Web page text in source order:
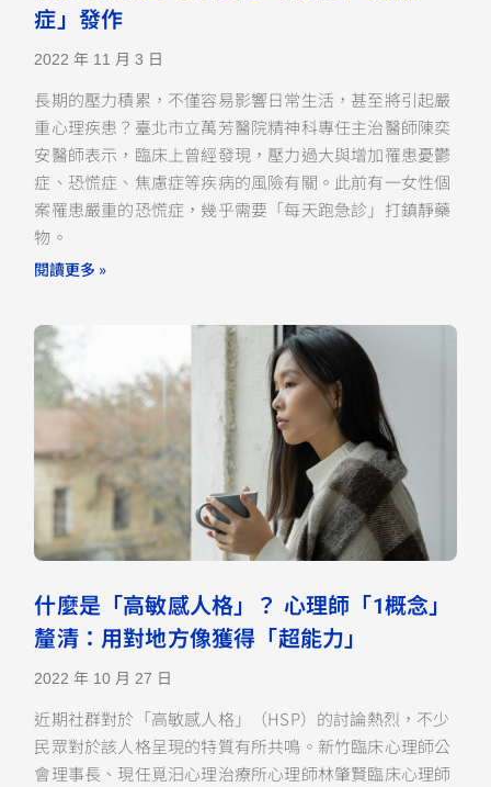
症」發作
2022 年 11 月 3 日
長期的壓力積累，不僅容易影響日常生活，甚至將引起嚴
重心理疾患？臺北市立萬芳醫院精神科專任主治醫師陳奕
安醫師表示，臨床上曾經發現，壓力過大與增加罹患憂鬱
症、恐慌症、焦慮症等疾病的風險有關。此前有一女性個
案罹患嚴重的恐慌症，幾乎需要「每天跑急診」打鎮靜藥
物。
閱讀更多 »
什麼是「高敏感人格」？ 心理師「1概念」
釐清：用對地方像獲得「超能力」
2022 年 10 月 27 日
近期社群對於「高敏感人格」（HSP）的討論熱烈，不少
民眾對於該人格呈現的特質有所共鳴。新竹臨床心理師公
會理事長、現任覓汨心理治療所心理師林肇賢臨床心理師